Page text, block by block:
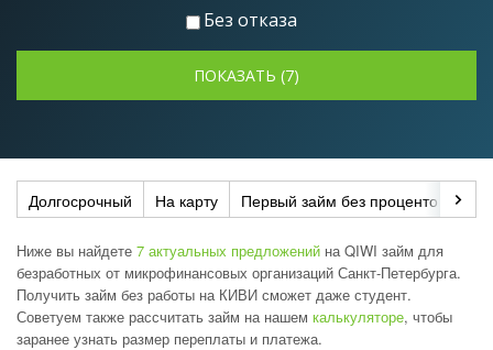
Без отказа
Долгосрочный На карту Первый займ без процентов
Ниже вы найдете 7 актуальных предложений на QIWI займ для
безработных от микрофинансовых организаций Санкт-Петербурга.
Получить займ без работы на КИВИ сможет даже студент.
Советуем также рассчитать займ на нашем калькуляторе, чтобы
заранее узнать размер переплаты и платежа.